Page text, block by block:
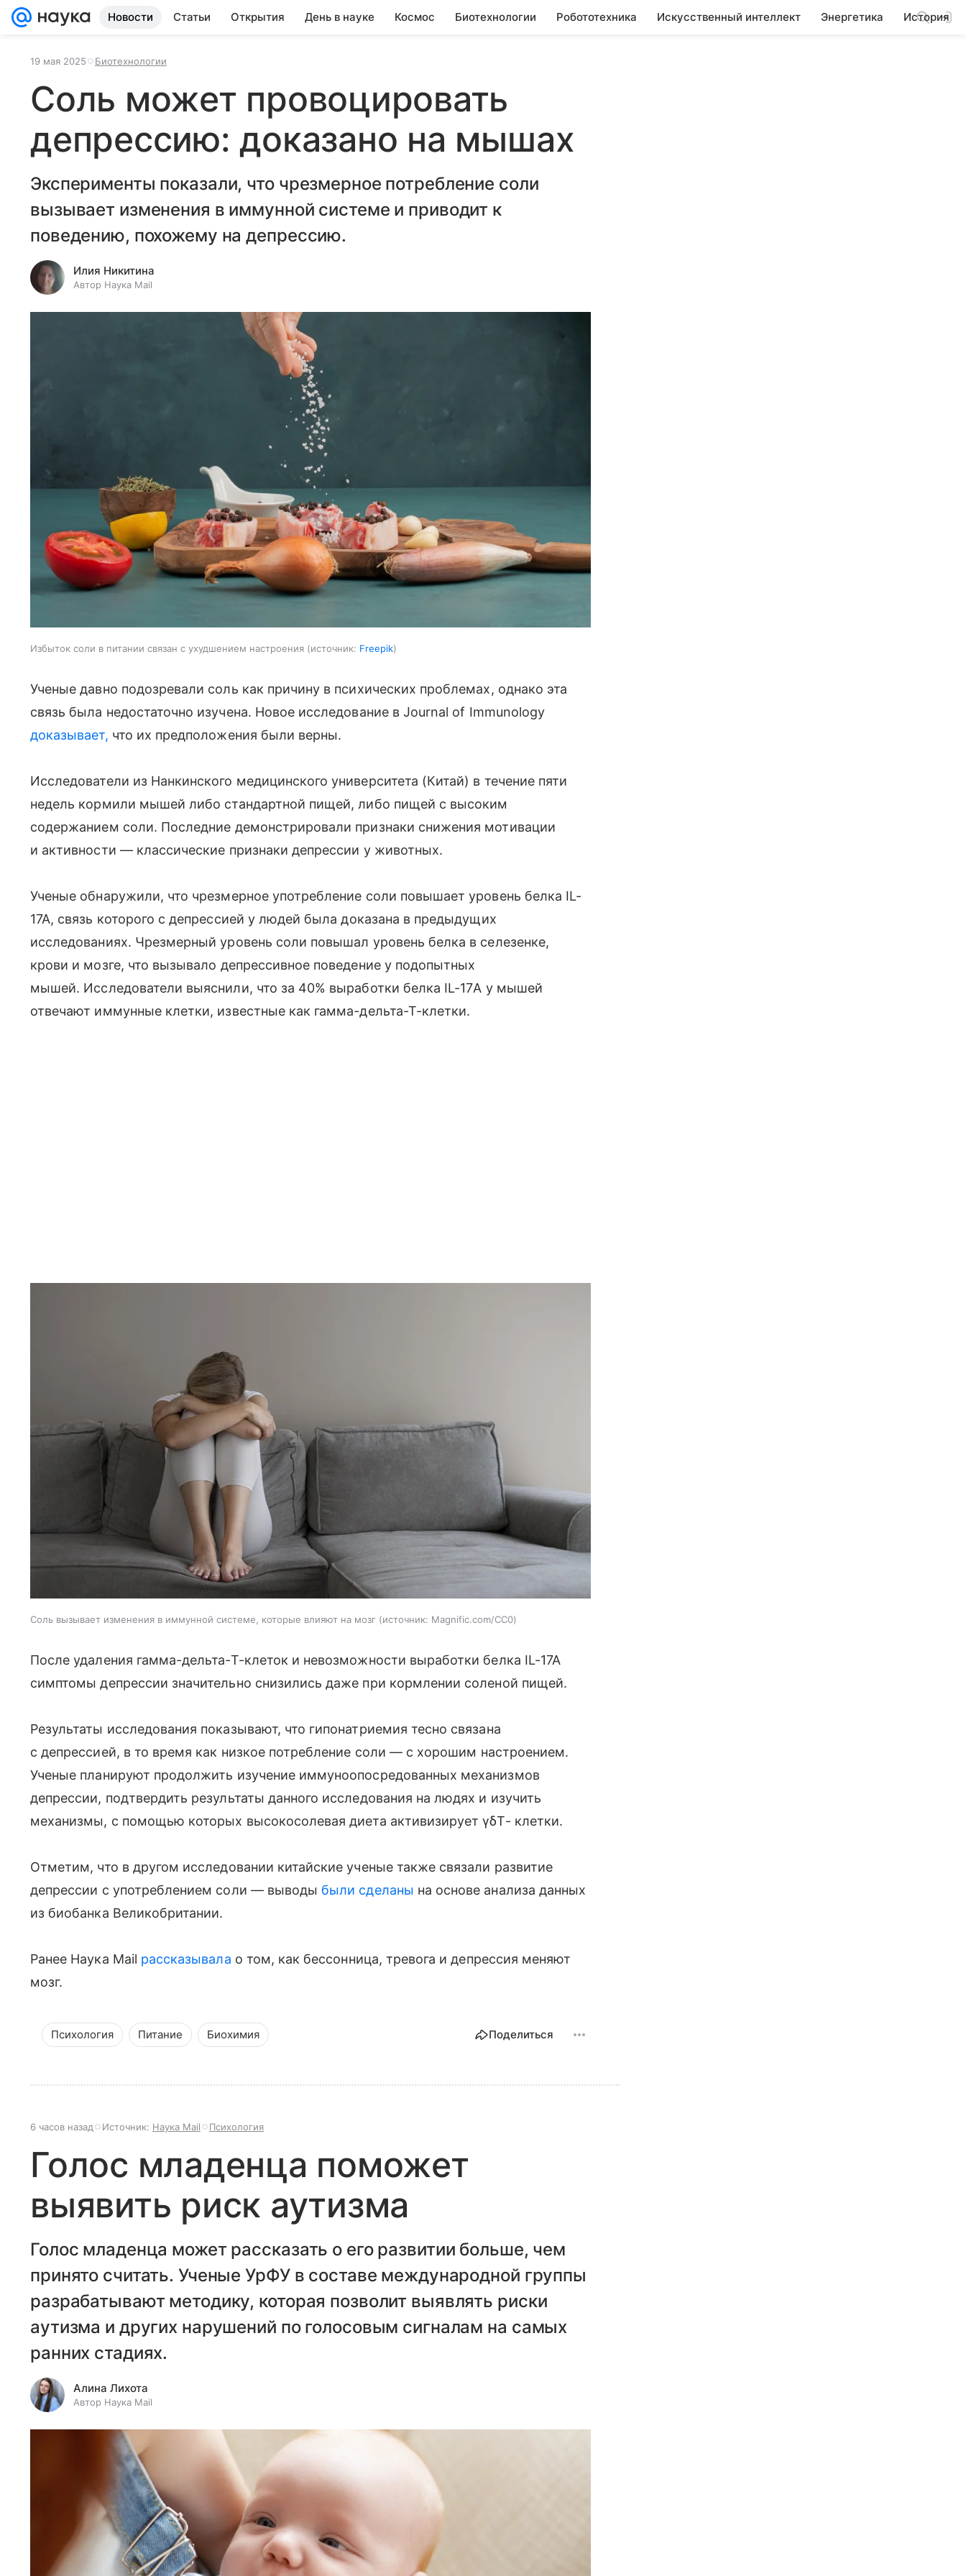
Новости Статьи Открытия День в науке Космос Биотехнологии Робототехника Искусственный интеллект Энергетика История
19 мая 2025 Биотехнологии
Соль может провоцировать
депрессию: доказано на мышах
Эксперименты показали, что чрезмерное потребление соли
вызывает изменения в иммунной системе и приводит к
поведению, похожему на депрессию.
Илия Никитина
Автор Наука Mail
Избыток соли в питании связан с ухудшением настроения источник: Freepik
Ученые давно подозревали соль как причину в психических проблемах, однако эта
связь была недостаточно изучена. Новое исследование в Journal of Immunology
доказывает, что их предположения были верны.
Исследователи из Нанкинского медицинского университета (Китай) в течение пяти
недель кормили мышей либо стандартной пищей, либо пищей с высоким
содержанием соли. Последние демонстрировали признаки снижения мотивации
и активности — классические признаки депрессии у животных.
Ученые обнаружили, что чрезмерное употребление соли повышает уровень белка IL-
17A, связь которого с депрессией у людей была доказана в предыдущих
исследованиях. Чрезмерный уровень соли повышал уровень белка в селезенке,
крови и мозге, что вызывало депрессивное поведение у подопытных
мышей. Исследователи выяснили, что за 40% выработки белка IL-17А у мышей
отвечают иммунные клетки, известные как гамма-дельта-Т-клетки.
Соль вызывает изменения в иммунной системе, которые влияют на мозг источник: Magnific.com/CC0
После удаления гамма-дельта-Т-клеток и невозможности выработки белка IL-17A
симптомы депрессии значительно снизились даже при кормлении соленой пищей.
Результаты исследования показывают, что гипонатриемия тесно связана
с депрессией, в то время как низкое потребление соли — с хорошим настроением.
Ученые планируют продолжить изучение иммуноопосредованных механизмов
депрессии, подтвердить результаты данного исследования на людях и изучить
механизмы, с помощью которых высокосолевая диета активизирует γδT- клетки.
Отметим, что в другом исследовании китайские ученые также связали развитие
депрессии с употреблением соли — выводы были сделаны на основе анализа данных
из биобанка Великобритании.
Ранее Наука Mail рассказывала о том, как бессонница, тревога и депрессия меняют
мозг.
Психология Питание Биохимия Поделиться
6 часов назад Источник: Наука Mail Психология
Голос младенца поможет
выявить риск аутизма
Голос младенца может рассказать о его развитии больше, чем
принято считать. Ученые УрФУ в составе международной группы
разрабатывают методику, которая позволит выявлять риски
аутизма и других нарушений по голосовым сигналам на самых
ранних стадиях.
Алина Лихота
Автор Наука Mail